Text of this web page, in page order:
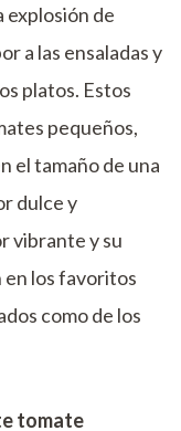
explosión de
a las ensaladas y
platos. Estos
pequeños,
el tamaño de una
dulce y
vibrante y su
los favoritos
como de los
tomate